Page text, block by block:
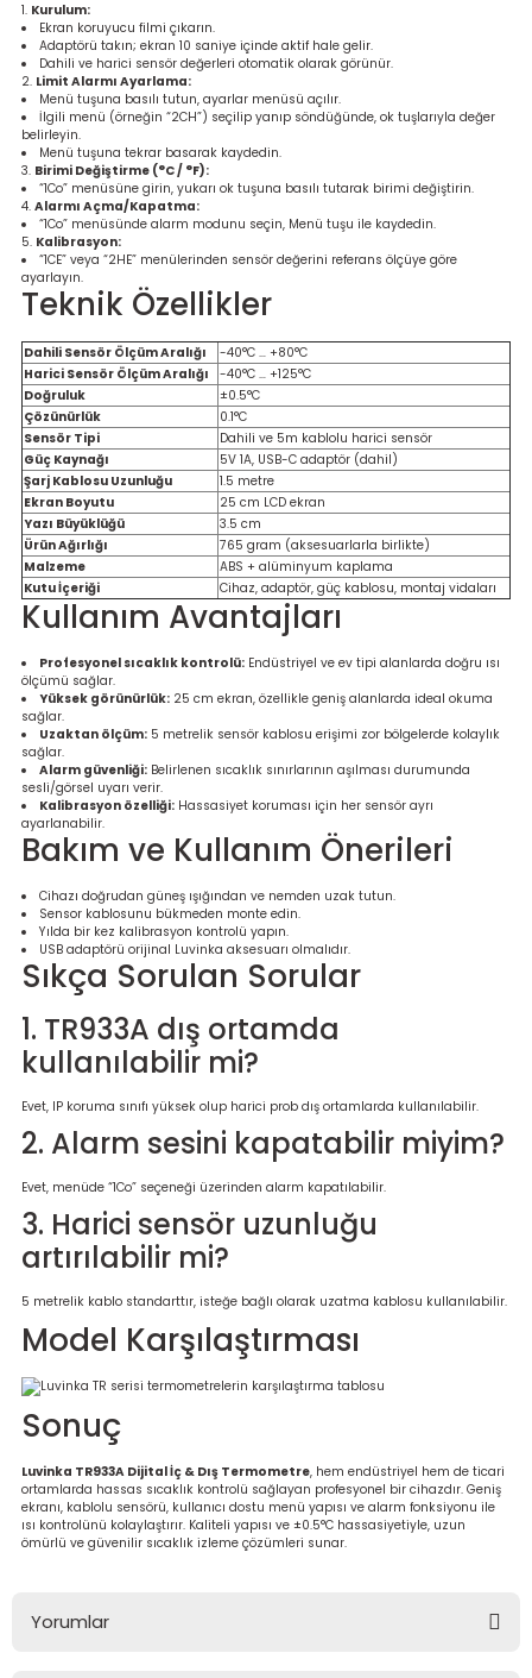
Kurulum:
Ekran koruyucu filmi çıkarın.
Adaptörü takın; ekran 10 saniye içinde aktif hale gelir.
Dahili ve harici sensör değerleri otomatik olarak görünür.
Limit Alarmı Ayarlama:
Menü tuşuna basılı tutun, ayarlar menüsü açılır.
İlgili menü (örneğin “2CH”) seçilip yanıp söndüğünde, ok tuşlarıyla değer
belirleyin.
Menü tuşuna tekrar basarak kaydedin.
Birimi Değiştirme (°C / °F):
“1Co” menüsüne girin, yukarı ok tuşuna basılı tutarak birimi değiştirin.
Alarmı Açma/Kapatma:
“1Co” menüsünde alarm modunu seçin, Menü tuşu ile kaydedin.
Kalibrasyon:
“1CE” veya “2HE” menülerinden sensör değerini referans ölçüye göre
ayarlayın.
Teknik Özellikler
Dahili Sensör Ölçüm Aralığı
-40°C … +80°C
Harici Sensör Ölçüm Aralığı
-40°C … +125°C
Doğruluk
±0.5°C
Çözünürlük
0.1°C
Sensör Tipi
Dahili ve 5m kablolu harici sensör
Güç Kaynağı
5V 1A, USB-C adaptör (dahil)
Şarj Kablosu Uzunluğu
1.5 metre
Ekran Boyutu
25 cm LCD ekran
Yazı Büyüklüğü
3.5 cm
Ürün Ağırlığı
765 gram (aksesuarlarla birlikte)
Malzeme
ABS + alüminyum kaplama
Kutu İçeriği
Cihaz, adaptör, güç kablosu, montaj vidaları
Kullanım Avantajları
Profesyonel sıcaklık kontrolü: Endüstriyel ve ev tipi alanlarda doğru ısı
ölçümü sağlar.
Yüksek görünürlük: 25 cm ekran, özellikle geniş alanlarda ideal okuma
sağlar.
Uzaktan ölçüm: 5 metrelik sensör kablosu erişimi zor bölgelerde kolaylık
sağlar.
Alarm güvenliği: Belirlenen sıcaklık sınırlarının aşılması durumunda
sesli/görsel uyarı verir.
Kalibrasyon özelliği: Hassasiyet koruması için her sensör ayrı
ayarlanabilir.
Bakım ve Kullanım Önerileri
Cihazı doğrudan güneş ışığından ve nemden uzak tutun.
Sensor kablosunu bükmeden monte edin.
Yılda bir kez kalibrasyon kontrolü yapın.
USB adaptörü orijinal Luvinka aksesuarı olmalıdır.
Sıkça Sorulan Sorular
1. TR933A dış ortamda
kullanılabilir mi?
Evet, IP koruma sınıfı yüksek olup harici prob dış ortamlarda kullanılabilir.
2. Alarm sesini kapatabilir miyim?
Evet, menüde “1Co” seçeneği üzerinden alarm kapatılabilir.
3. Harici sensör uzunluğu
artırılabilir mi?
5 metrelik kablo standarttır, isteğe bağlı olarak uzatma kablosu kullanılabilir.
Model Karşılaştırması
Sonuç
Luvinka TR933A Dijital İç & Dış Termometre, hem endüstriyel hem de ticari
ortamlarda hassas sıcaklık kontrolü sağlayan profesyonel bir cihazdır. Geniş
ekranı, kablolu sensörü, kullanıcı dostu menü yapısı ve alarm fonksiyonu ile
ısı kontrolünü kolaylaştırır. Kaliteli yapısı ve ±0.5°C hassasiyetiyle, uzun
ömürlü ve güvenilir sıcaklık izleme çözümleri sunar.
Yorumlar